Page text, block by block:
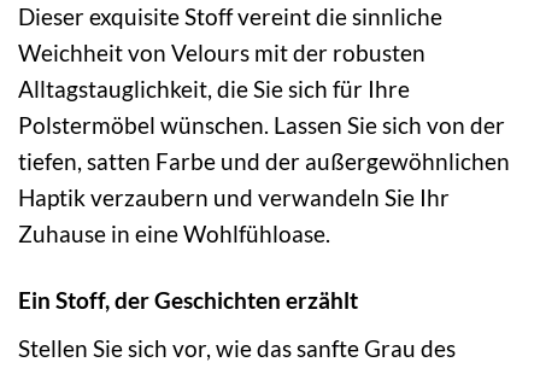
Dieser exquisite Stoff vereint die sinnliche
Weichheit von Velours mit der robusten
Alltagstauglichkeit, die Sie sich für Ihre
Polstermöbel wünschen. Lassen Sie sich von der
tiefen, satten Farbe und der außergewöhnlichen
Haptik verzaubern und verwandeln Sie Ihr
Zuhause in eine Wohlfühloase.
Ein Stoff, der Geschichten erzählt
Stellen Sie sich vor, wie das sanfte Grau des